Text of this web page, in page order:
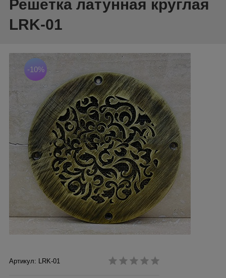
Решетка латунная круглая
LRK-01
-10%
Артикул: LRK-01